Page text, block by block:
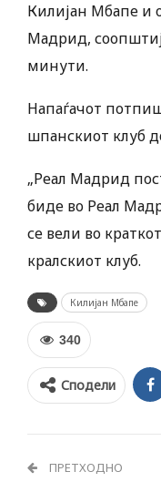
Килијан Мбапе и
Мадрид,
минути.
Напаѓачот
шпанскиот клуб
„Реал Мадрид
биде во Реал
се вели во
кралскиот клуб.
Килијан Мбапе
340
Сподели
ПРЕТХОДНО